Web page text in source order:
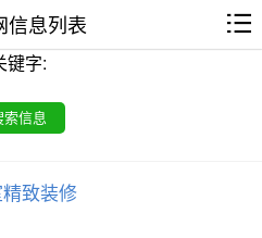
信息列表
键字:
致装修